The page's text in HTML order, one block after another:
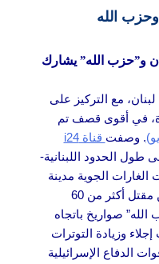
الله
و”حزب الله” يشارك
لبنان، مع التركيز على
في أقوى قصف تم
. وصفت
قناة i24
طول الحدود اللبنانية-
الغارات الجوية مدينة
صور، وساريفه، وخيام، مما أسفر عن مقتل أكثر من 60
صواريخ باتجاه
وزيادة التوترات
الدفاع الإسرائيلية